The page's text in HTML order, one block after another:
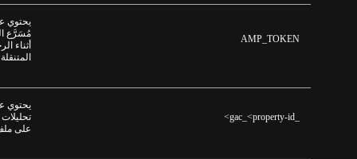
AMP_TOKEN
يحتوي
مُسَرَّع
أثناء
المتنقلة
_gac_<property-id>
يحتوي
على